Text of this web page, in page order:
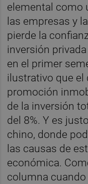
elemental como
las empresas y
pierde la
inversión
en el primer
ilustrativo que el
promoción
de la inversión
del 8%. Y es
chino, donde
las causas de
económica.
columna